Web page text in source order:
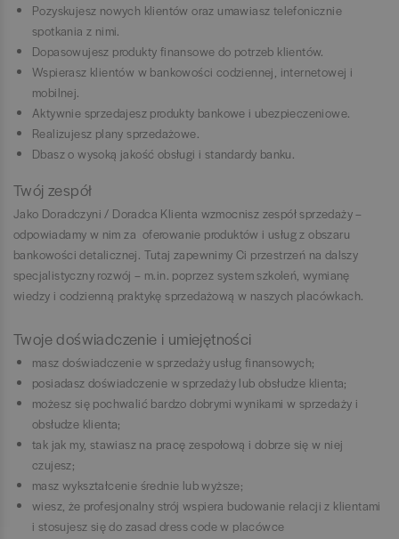
Pozyskujesz nowych klientów oraz umawiasz telefonicznie
spotkania z nimi.
Dopasowujesz produkty finansowe do potrzeb klientów.
Wspierasz klientów w bankowości codziennej, internetowej i
mobilnej.
Aktywnie sprzedajesz produkty bankowe i ubezpieczeniowe.
Realizujesz plany sprzedażowe.
Dbasz o wysoką jakość obsługi i standardy banku.
Twój zespół
Jako Doradczyni / Doradca Klienta wzmocnisz zespół sprzedaży –
odpowiadamy w nim za oferowanie produktów i usług z obszaru
bankowości detalicznej. Tutaj zapewnimy Ci przestrzeń na dalszy
specjalistyczny rozwój – m.in. poprzez system szkoleń, wymianę
wiedzy i codzienną praktykę sprzedażową w naszych placówkach.
Twoje doświadczenie i umiejętności
masz doświadczenie w sprzedaży usług finansowych;
posiadasz doświadczenie w sprzedaży lub obsłudze klienta;
możesz się pochwalić bardzo dobrymi wynikami w sprzedaży i
obsłudze klienta;
tak jak my, stawiasz na pracę zespołową i dobrze się w niej
czujesz;
masz wykształcenie średnie lub wyższe;
wiesz, że profesjonalny strój wspiera budowanie relacji z klientami
i stosujesz się do zasad dress code w placówce